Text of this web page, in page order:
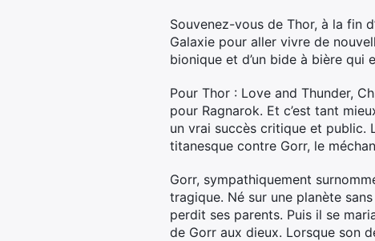
Souvenez-vous de Thor, à la fin
Galaxie pour aller vivre de
bionique et d’un bide à bière qui
Pour Thor : Love and Thunder,
pour Ragnarok. Et c’est tant
un vrai succès critique et public.
titanesque contre Gorr, le
Gorr, sympathiquement
tragique. Né sur une planète
perdit ses parents. Puis il se
de Gorr aux dieux. Lorsque son